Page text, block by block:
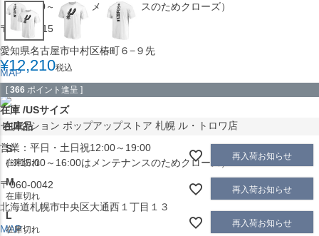
（※15:00～16:00はメンテナンスのためクローズ）
〒453-0015
愛知県名古屋市中村区椿町６−９先
MAP
SHOP
セレクション ポップアップストア 札幌 ル・トロワ店
営業：平日・土日祝12:00～19:00
（※15:00～16:00はメンテナンスのためクローズ）
〒060-0042
北海道札幌市中央区大通西１丁目１３
MAP
¥12,210税込
[ 366 ポイント進呈 ]
在庫 USサイズ
在庫品
S
在庫切れ
再入荷お知らせ
M
在庫切れ
再入荷お知らせ
L
在庫切れ
再入荷お知らせ